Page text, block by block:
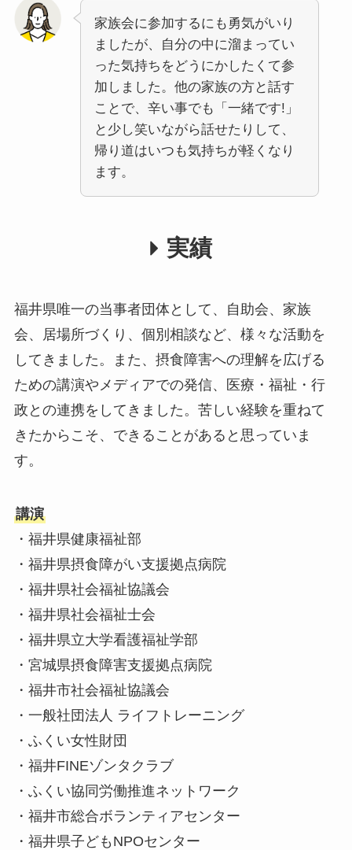
家族会に参加するにも勇気がいり
ましたが、自分の中に溜まってい
った気持ちをどうにかしたくて参
加しました。他の家族の方と話す
ことで、辛い事でも「一緒です!」
と少し笑いながら話せたりして、
帰り道はいつも気持ちが軽くなり
ます。
実績
福井県唯一の当事者団体として、自助会、家族
会、居場所づくり、個別相談など、様々な活動を
してきました。また、摂食障害への理解を広げる
ための講演やメディアでの発信、医療・福祉・行
政との連携をしてきました。苦しい経験を重ねて
きたからこそ、できることがあると思っていま
す。
講演
・福井県健康福祉部
・福井県摂食障がい支援拠点病院
・福井県社会福祉協議会
・福井県社会福祉士会
・福井県立大学看護福祉学部
・宮城県摂食障害支援拠点病院
・福井市社会福祉協議会
・一般社団法人 ライフトレーニング
・ふくい女性財団
・福井FINEゾンタクラブ
・ふくい協同労働推進ネットワーク
・福井市総合ボランティアセンター‌
・福井県子どもNPOセンター